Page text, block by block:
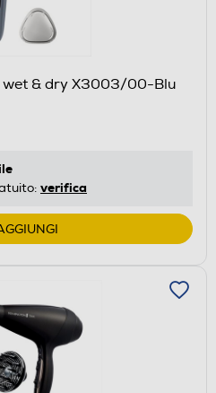
wet & dry X3003/00-Blu
verifica